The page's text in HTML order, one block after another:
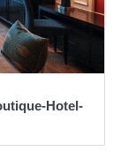
Hotel-